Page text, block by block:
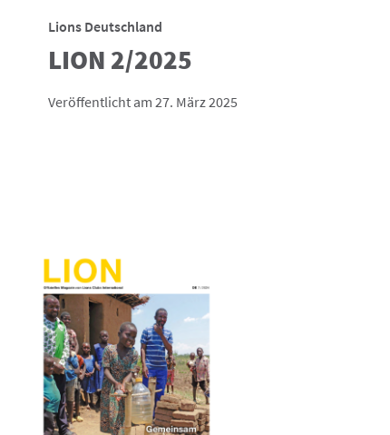
Lions Deutschland
LION 2/2025
Veröffentlicht am 27. März 2025